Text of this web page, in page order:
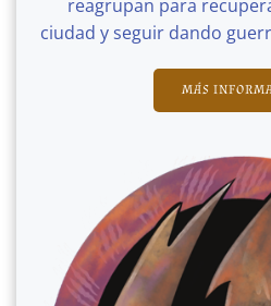
reagrupan para
ciudad y seguir dando
MÁS